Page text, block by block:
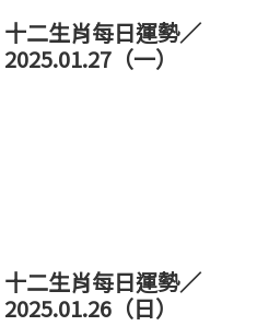
十二生肖每日運勢／
2025.01.27（一）
十二生肖每日運勢／
2025.01.26（日）